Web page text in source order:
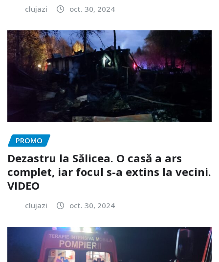
clujazi oct. 30, 2024
PROMO
Dezastru la Sălicea. O casă a ars
complet, iar focul s-a extins la vecini.
VIDEO
clujazi oct. 30, 2024